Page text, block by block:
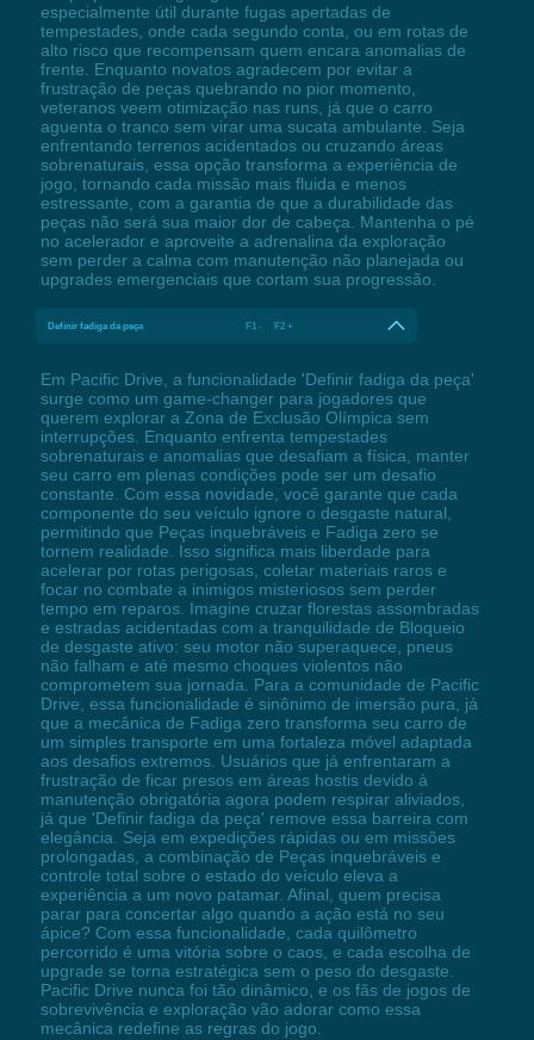
especialmente útil durante fugas apertadas de
tempestades, onde cada segundo conta, ou em rotas de
alto risco que recompensam quem encara anomalias de
frente. Enquanto novatos agradecem por evitar a
frustração de peças quebrando no pior momento,
veteranos veem otimização nas runs, já que o carro
aguenta o tranco sem virar uma sucata ambulante. Seja
enfrentando terrenos acidentados ou cruzando áreas
sobrenaturais, essa opção transforma a experiência de
jogo, tornando cada missão mais fluida e menos
estressante, com a garantia de que a durabilidade das
peças não será sua maior dor de cabeça. Mantenha o pé
no acelerador e aproveite a adrenalina da exploração
sem perder a calma com manutenção não planejada ou
upgrades emergenciais que cortam sua progressão.
Definir fadiga da peça F1 - F2 +
Em Pacific Drive, a funcionalidade 'Definir fadiga da peça'
surge como um game-changer para jogadores que
querem explorar a Zona de Exclusão Olímpica sem
interrupções. Enquanto enfrenta tempestades
sobrenaturais e anomalias que desafiam a física, manter
seu carro em plenas condições pode ser um desafio
constante. Com essa novidade, você garante que cada
componente do seu veículo ignore o desgaste natural,
permitindo que Peças inquebráveis e Fadiga zero se
tornem realidade. Isso significa mais liberdade para
acelerar por rotas perigosas, coletar materiais raros e
focar no combate a inimigos misteriosos sem perder
tempo em reparos. Imagine cruzar florestas assombradas
e estradas acidentadas com a tranquilidade de Bloqueio
de desgaste ativo: seu motor não superaquece, pneus
não falham e até mesmo choques violentos não
comprometem sua jornada. Para a comunidade de Pacific
Drive, essa funcionalidade é sinônimo de imersão pura, já
que a mecânica de Fadiga zero transforma seu carro de
um simples transporte em uma fortaleza móvel adaptada
aos desafios extremos. Usuários que já enfrentaram a
frustração de ficar presos em áreas hostis devido à
manutenção obrigatória agora podem respirar aliviados,
já que 'Definir fadiga da peça' remove essa barreira com
elegância. Seja em expedições rápidas ou em missões
prolongadas, a combinação de Peças inquebráveis e
controle total sobre o estado do veículo eleva a
experiência a um novo patamar. Afinal, quem precisa
parar para concertar algo quando a ação está no seu
ápice? Com essa funcionalidade, cada quilômetro
percorrido é uma vitória sobre o caos, e cada escolha de
upgrade se torna estratégica sem o peso do desgaste.
Pacific Drive nunca foi tão dinâmico, e os fãs de jogos de
sobrevivência e exploração vão adorar como essa
mecânica redefine as regras do jogo.